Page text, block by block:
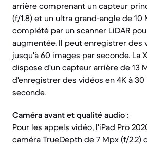
arrière comprenant un capteur
(f/1.8) et un ultra grand-angle de 10
complété par un scanner LiDAR
augmentée. Il peut enregistrer des
jusqu'à 60 images par seconde. La
dispose d'un capteur arrière de 13
d'enregistrer des vidéos en 4K à
seconde.
Caméra avant et qualité audio :
Pour les appels vidéo, l'iPad Pro
caméra TrueDepth de 7 Mpx (f/2.2)